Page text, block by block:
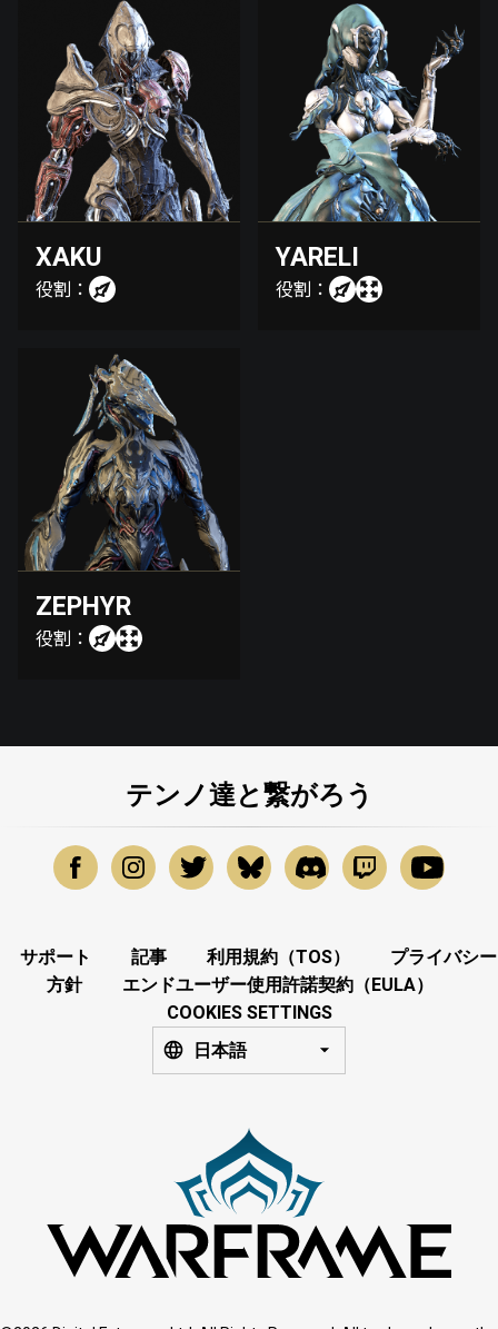
XAKU
役割：
YARELI
役割：
ZEPHYR
役割：
テンノ達と繋がろう
サポート 記事 利用規約（TOS）
プライバシー
方針
エンドユーザー使用許諾契約（EULA）
COOKIES SETTINGS
日本語